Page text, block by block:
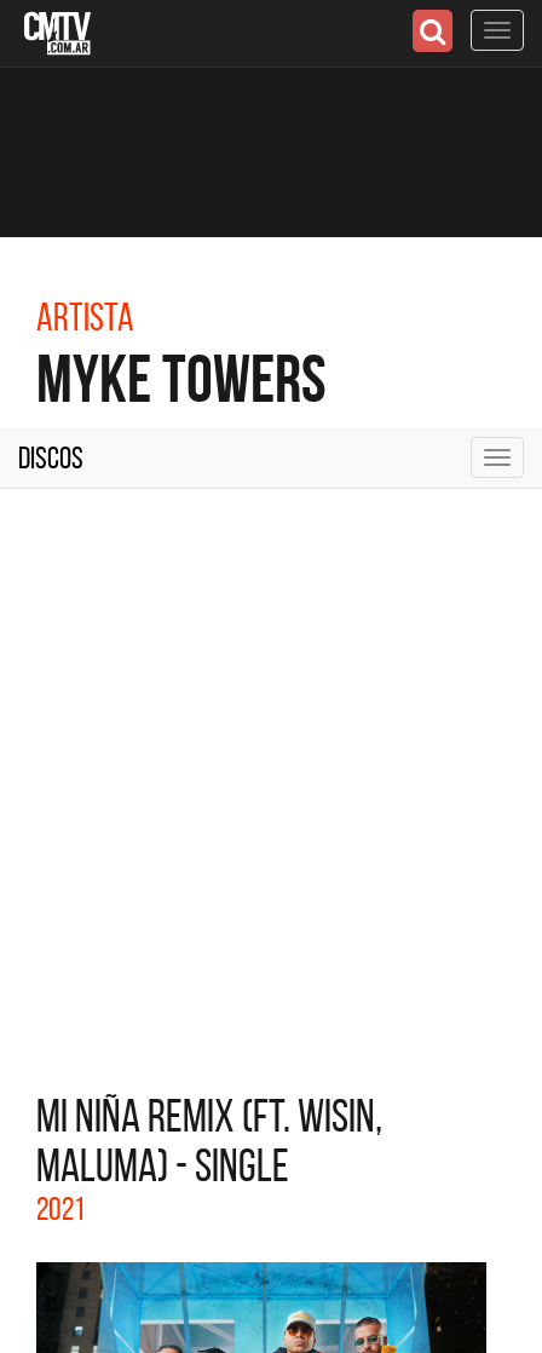
Artista
Myke Towers
Discos
MI NIÑA REMIX (FT. WISIN,
MALUMA) - SINGLE
2021